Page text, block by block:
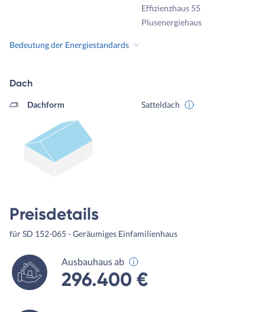
Effizienzhaus 55
Plusenergiehaus
Bedeutung der Energiestandards
Dach
Dachform Satteldach
Preisdetails
für SD 152-065 - Geräumiges Einfamilienhaus
Ausbauhaus ab
296.400 €